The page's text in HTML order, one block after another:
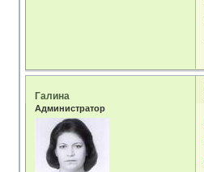
Галина
Администратор